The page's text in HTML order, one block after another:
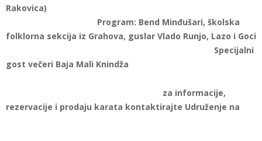
Rakovica)
Program: Bend Minđušari, školska
folklorna sekcija iz Grahova, guslar Vlado Runjo, Lazo i Goci
Specijalni
gost večeri Baja Mali Knindža
za informacije,
rezervacije i prodaju karata kontaktirajte Udruženje na